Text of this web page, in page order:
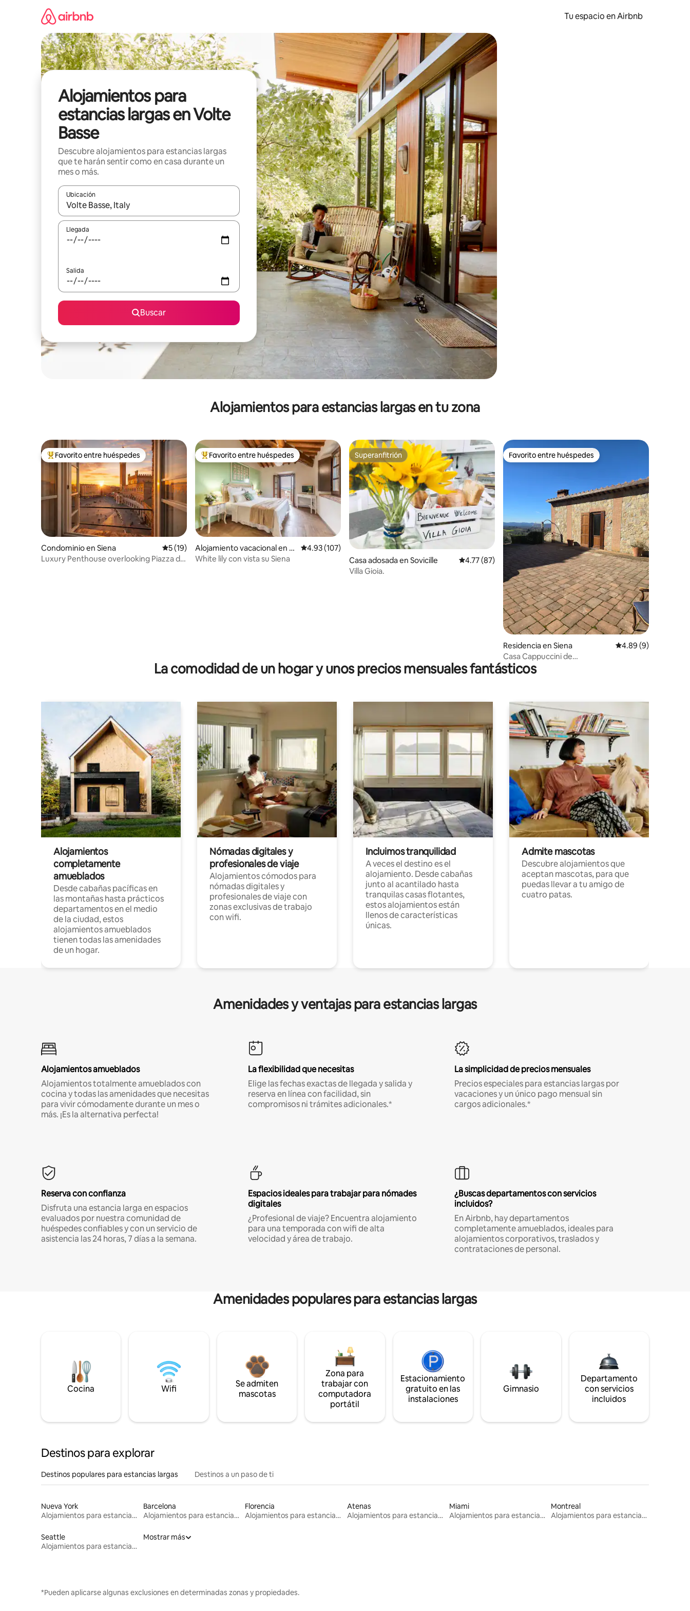
Tu espacio en Airbnb
Alojamientos para
estancias largas en Volte
Basse
Descubre alojamientos para estancias largas
que te harán sentir como en casa durante un
mes o más.
Ubicación
Cuando los resultados estén disponibles, podrás navegar usando las teclas de las flechas hacia arriba y hacia abajo, o bien tocando y deslizando la pantalla.
Llegada
Salida
Buscar
Alojamientos para estancias largas en tu zona
De los mejores en Favorito entre huéspedes
Favorito entre huéspedes
Condominio en Siena Calificación promedio: 5 de 5; 19 evaluaciones
5 (19)
Luxury Penthouse overlooking Piazza del
De los mejores en Favorito entre huéspedes
Favorito entre huéspedes
Alojamiento vacacional en M
onteroni d'Arbia
Calificación promedio: 4.93 de 5; 107 evaluaciones
4.93 (107)
White lily con vista su Siena
Superanfitrión
Superanfitrión
Casa adosada en Sovicille Calificación promedio: 4.77 de 5; 87 evaluaciones
4.77 (87)
Villa Gioia.
Favorito entre huéspedes
Favorito entre huéspedes
Residencia en Siena Calificación
4.89 (9)
Casa Cappuccini de
FrancigenaApartments
La comodidad de un hogar y unos precios mensuales fantásticos
Alojamientos
completamente
amueblados
Desde cabañas pacíficas en
las montañas hasta prácticos
departamentos en el medio
de la ciudad, estos
alojamientos amueblados
tienen todas las amenidades
de un hogar.
Nómadas digitales y
profesionales de viaje
Alojamientos cómodos para
nómadas digitales y
profesionales de viaje con
zonas exclusivas de trabajo
con wifi.
Incluimos tranquilidad
A veces el destino es el
alojamiento. Desde cabañas
junto al acantilado hasta
tranquilas casas flotantes,
estos alojamientos están
llenos de características
únicas.
Admite mascotas
Descubre alojamientos que
aceptan mascotas, para que
puedas llevar a tu amigo de
cuatro patas.
Amenidades y ventajas para estancias largas
Alojamientos amueblados
Alojamientos totalmente amueblados con
cocina y todas las amenidades que necesitas
para vivir cómodamente durante un mes o
más. ¡Es la alternativa perfecta!
La flexibilidad que necesitas
Elige las fechas exactas de llegada y salida y
reserva en línea con facilidad, sin
compromisos ni trámites adicionales.*
La simplicidad de precios mensuales
Precios especiales para estancias largas por
vacaciones y un único pago mensual sin
cargos adicionales.*
Reserva con confianza
Disfruta una estancia larga en espacios
evaluados por nuestra comunidad de
huéspedes confiables y con un servicio de
asistencia las 24 horas, 7 días a la semana.
Espacios ideales para trabajar para nómades
digitales
¿Profesional de viaje? Encuentra alojamiento
para una temporada con wifi de alta
velocidad y área de trabajo.
¿Buscas departamentos con servicios
incluidos?
En Airbnb, hay departamentos
completamente amueblados, ideales para
alojamientos corporativos, traslados y
contrataciones de personal.
Amenidades populares para estancias largas
Cocina Wifi
Se admiten
mascotas
Zona para
trabajar con
computadora
portátil
Estacionamiento
gratuito en las
instalaciones
Gimnasio
Departamento
con servicios
incluidos
Destinos para explorar
Destinos populares para estancias largas Destinos a un paso de ti
Nueva York
Alojamientos para estancias largas
Barcelona
Alojamientos para estancias largas
Florencia
Alojamientos para estancias largas
Atenas
Alojamientos para estancias largas
Miami
Alojamientos para estancias largas
Montreal
Alojamientos para estancias largas
Seattle
Alojamientos para estancias largas
Mostrar más
*Pueden aplicarse algunas exclusiones en determinadas zonas y propiedades.